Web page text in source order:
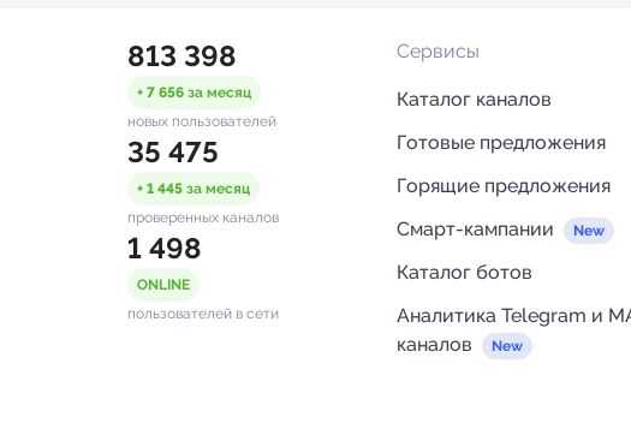
813 398
+ 7 656 за месяц
новых пользователей
35 475
+ 1 445 за месяц
проверенных каналов
1 498
ONLINE
пользователей в сети
Сервисы
Каталог каналов
Готовые предложения
Горящие предложения
Смарт-кампании
Каталог ботов
Аналитика Telegram и
каналов